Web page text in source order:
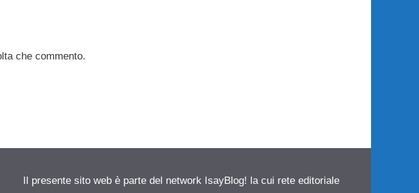
che commento.
Il presente sito web è parte del network IsayBlog! la cui rete editoriale